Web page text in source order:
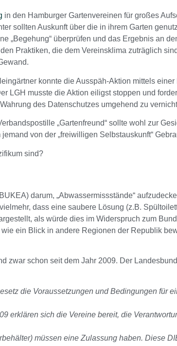
in den Hamburger Gartenvereinen für großes
sollten Auskunft über die in ihrem Garten
„Begehung“ überprüfen und das Ergebnis an
Praktiken, die dem Vereinsklima zuträglich
konnte die Ausspäh-Aktion mittels einer
LGH musste die Aktion eiligst stoppen und
des Datenschutzes umgehend zu
„Gartenfreund“ sollte wohl zur
von der „freiwilligen Selbstauskunft“
sind?
darum, „Abwassermissstände“
dass eine saubere Lösung (z.B.
als würde dies im Widerspruch zum
ein Blick in andere Regionen der Republik
zwar schon seit dem Jahr 2009. Der
die Voraussetzungen und Bedingungen für
erklären sich die Vereine bereit, die
müssen eine Zulassung haben. Diese